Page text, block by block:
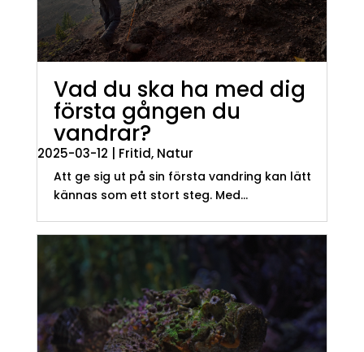
Vad du ska ha med dig
första gången du
vandrar?
2025-03-12 | Fritid, Natur
Att ge sig ut på sin första vandring kan lätt
kännas som ett stort steg. Med...